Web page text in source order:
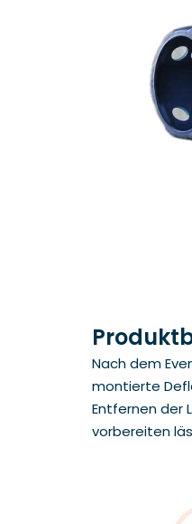
Nach dem
montierte
Entfernen der
vorbereiten